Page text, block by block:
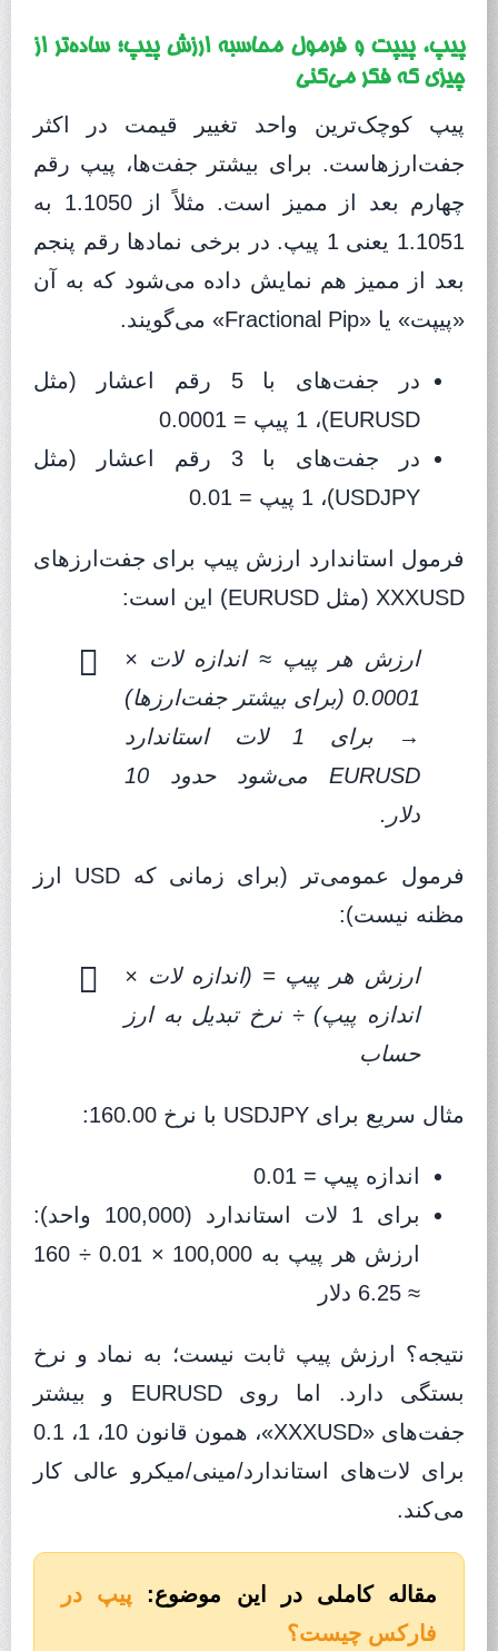
پیپ، پیپت و فرمول محاسبه ارزش پیپ؛ ساده‌تر از
چیزی که فکر می‌کنی
پیپ کوچک‌ترین واحد تغییر قیمت در اکثر
جفت‌ارزهاست. برای بیشتر جفت‌ها، پیپ رقم
چهارم بعد از ممیز است. مثلاً از 1.1050 به
1.1051 یعنی 1 پیپ. در برخی نمادها رقم پنجم
بعد از ممیز هم نمایش داده می‌شود که به آن
«پیپت» یا «Fractional Pip» می‌گویند.
در جفت‌های با 5 رقم اعشار (مثل
EURUSD)، 1 پیپ = 0.0001
در جفت‌های با 3 رقم اعشار (مثل
USDJPY)، 1 پیپ = 0.01
فرمول استاندارد ارزش پیپ برای جفت‌ارزهای
XXXUSD (مثل EURUSD) این است:
ارزش هر پیپ ≈ اندازه لات ×
0.0001 (برای بیشتر جفت‌ارزها)
→ برای 1 لات استاندارد
EURUSD می‌شود حدود 10
دلار.
فرمول عمومی‌تر (برای زمانی که USD ارز
مظنه نیست):
ارزش هر پیپ = (اندازه لات ×
اندازه پیپ) ÷ نرخ تبدیل به ارز
حساب
مثال سریع برای USDJPY با نرخ 160.00:
اندازه پیپ = 0.01
برای 1 لات استاندارد (100,000 واحد):
ارزش هر پیپ به 100,000 × 0.01 ÷ 160
≈ 6.25 دلار
نتیجه؟ ارزش پیپ ثابت نیست؛ به نماد و نرخ
بستگی دارد. اما روی EURUSD و بیشتر
جفت‌های «XXXUSD»، همون قانون 10، 1، 0.1
برای لات‌های استاندارد/مینی/میکرو عالی کار
می‌کند.
مقاله کاملی در این موضوع:
پیپ در
فارکس چیست؟